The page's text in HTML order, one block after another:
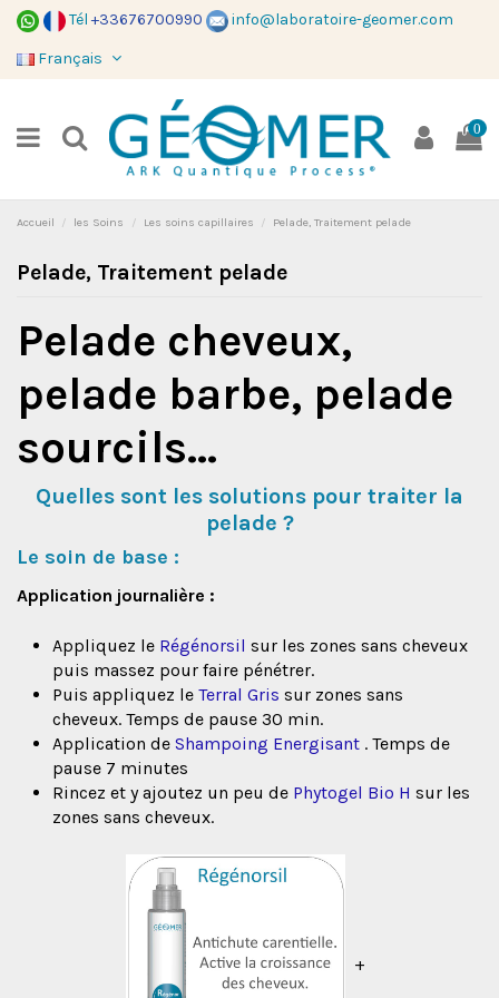
Tél+33676700990 info@laboratoire-geomer.com
Français
0
Accueil les Soins Les soins capillaires Pelade, Traitement pelade
Pelade, Traitement pelade
Pelade cheveux,
pelade barbe, pelade
sourcils...
Quelles sont les solutions pour traiter la
pelade ?
Le soin de base :
Application journalière :
Appliquez le Régénorsil sur les zones sans cheveux
puis massez pour faire pénétrer.
Puis appliquez le Terral Gris sur zones sans
cheveux. Temps de pause 30 min.
Application de Shampoing Energisant . Temps de
pause 7 minutes
Rincez et y ajoutez un peu de Phytogel Bio H sur les
zones sans cheveux.
+